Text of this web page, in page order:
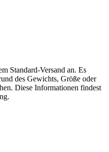
Standard-Versand an. Es
des Gewichts, Größe oder
Diese Informationen findest